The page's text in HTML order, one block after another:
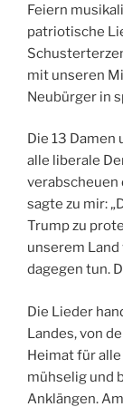
Feiern
patriotische
mit unseren
Neubürger in
Die 13
alle liberale
verabscheuen
sagte zu mir:
Trump zu
unserem
dagegen tun.
Die Lieder
Landes, von
Heimat für alle
mühselig und
Anklängen.